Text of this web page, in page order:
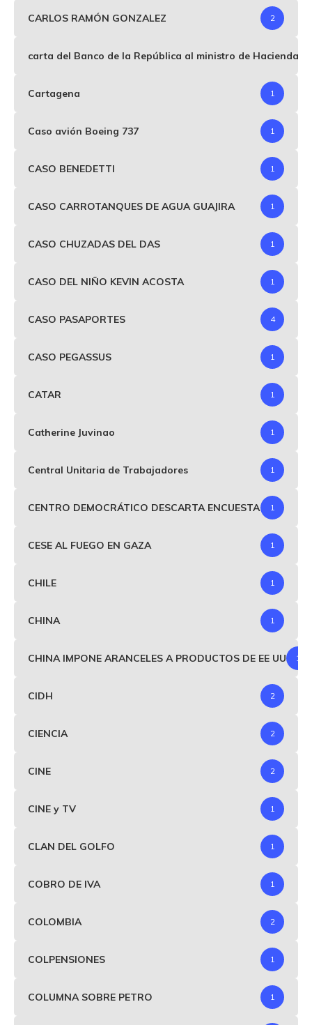
CARLOS RAMÓN GONZALEZ 2
carta del Banco de la República al ministro de Hacienda
Cartagena 1
Caso avión Boeing 737 1
CASO BENEDETTI 1
CASO CARROTANQUES DE AGUA GUAJIRA 1
CASO CHUZADAS DEL DAS 1
CASO DEL NIÑO KEVIN ACOSTA 1
CASO PASAPORTES 4
CASO PEGASSUS 1
CATAR 1
Catherine Juvinao 1
Central Unitaria de Trabajadores 1
CENTRO DEMOCRÁTICO DESCARTA ENCUESTA 1
CESE AL FUEGO EN GAZA 1
CHILE 1
CHINA 1
CHINA IMPONE ARANCELES A PRODUCTOS DE EE UU 1
CIDH 2
CIENCIA 2
CINE 2
CINE y TV 1
CLAN DEL GOLFO 1
COBRO DE IVA 1
COLOMBIA 2
COLPENSIONES 1
COLUMNA SOBRE PETRO 1